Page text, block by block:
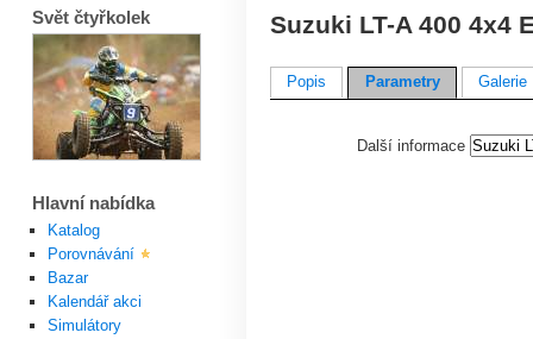
Suzuki LT-A 400 4x4
Popis Parametry Galerie
Další informace
Svět čtyřkolek
Hlavní nabídka
Katalog
Porovnávání
Bazar
Kalendář akci
Simulátory